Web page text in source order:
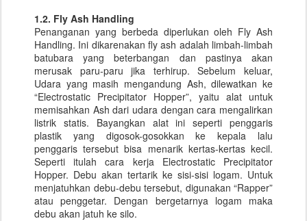
1.2. Fly Ash Handling
Penanganan yang berbeda diperlukan oleh Fly Ash
Handling. Ini dikarenakan fly ash adalah limbah-limbah
batubara yang beterbangan dan pastinya akan
merusak paru-paru jika terhirup. Sebelum keluar,
Udara yang masih mengandung Ash, dilewatkan ke
“Electrostatic Precipitator Hopper”, yaitu alat untuk
memisahkan Ash dari udara dengan cara mengalirkan
listrik statis. Bayangkan alat ini seperti penggaris
plastik yang digosok-gosokkan ke kepala lalu
penggaris tersebut bisa menarik kertas-kertas kecil.
Seperti itulah cara kerja Electrostatic Precipitator
Hopper. Debu akan tertarik ke sisi-sisi logam. Untuk
menjatuhkan debu-debu tersebut, digunakan “Rapper”
atau penggetar. Dengan bergetarnya logam maka
debu akan jatuh ke silo.